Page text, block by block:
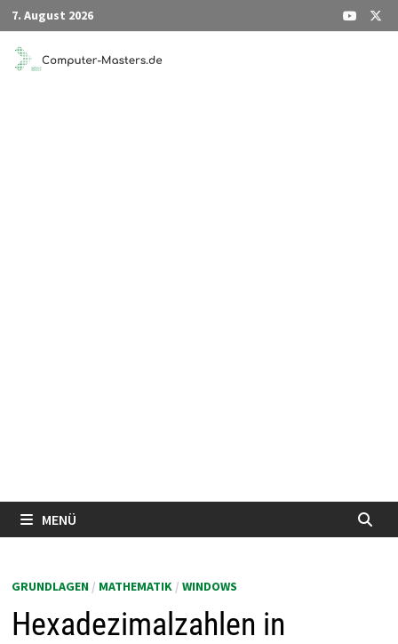
Zum
Inhalt
springen
7. August 2026
MENÜ
GRUNDLAGEN / MATHEMATIK /WINDOWS
Hexadezimalzahlen in